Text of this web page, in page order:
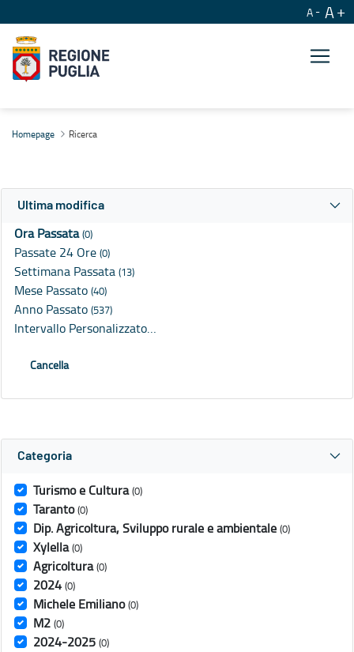
A A
Homepage Ricerca
Ultima modifica
Ora Passata(0)
Passate 24 Ore (0)
Settimana Passata (13)
Mese Passato (40)
Anno Passato (537)
Intervallo Personalizzato…
Cancella
Categoria
Turismo e Cultura (0)
Taranto (0)
Dip. Agricoltura, Sviluppo rurale e ambientale (0)
Xylella (0)
Agricoltura (0)
2024 (0)
Michele Emiliano (0)
M2 (0)
2024-2025 (0)